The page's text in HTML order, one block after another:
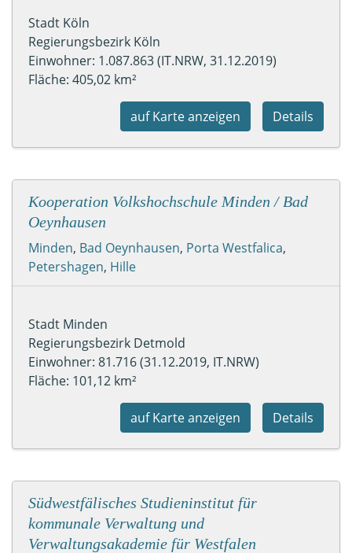
Stadt Köln
Regierungsbezirk Köln
Einwohner: 1.087.863 (IT.NRW, 31.12.2019)
Fläche: 405,02 km²
Details
auf Karte anzeigen
Kooperation Volkshochschule Minden / Bad
Oeynhausen
Minden, Bad Oeynhausen, Porta Westfalica,
Petershagen, Hille
Stadt Minden
Regierungsbezirk Detmold
Einwohner: 81.716 (31.12.2019, IT.NRW)
Fläche: 101,12 km²
Details
auf Karte anzeigen
Südwestfälisches Studieninstitut für
kommunale Verwaltung und
Verwaltungsakademie für Westfalen